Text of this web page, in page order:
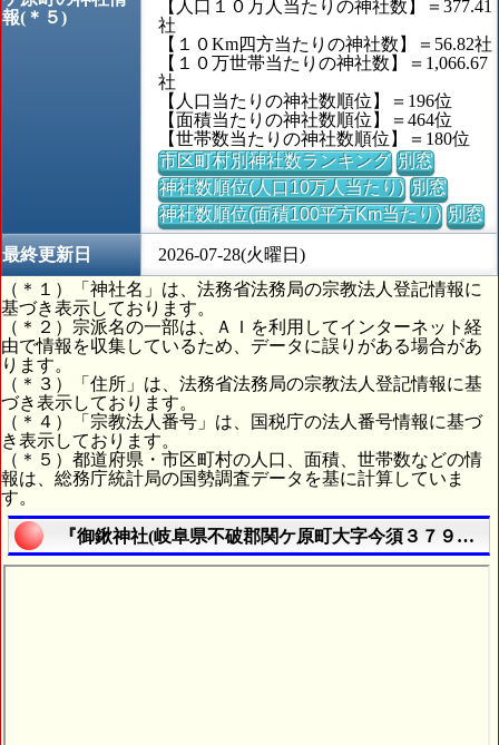
報(＊５)
【人口１０万人当たりの神社数】＝377.41
社
【１０Km四方当たりの神社数】＝56.82社
【１０万世帯当たりの神社数】＝1,066.67
社
【人口当たりの神社数順位】＝196位
【面積当たりの神社数順位】＝464位
【世帯数当たりの神社数順位】＝180位
市区町村別神社数ランキング 別窓
神社数順位(人口10万人当たり) 別窓
神社数順位(面積100平方Km当たり) 別窓
最終更新日
2026-07-28(火曜日)
（＊１）「神社名」は、法務省法務局の宗教法人登記情報に
基づき表示しております。
（＊２）宗派名の一部は、ＡＩを利用してインターネット経
由で情報を収集しているため、データに誤りがある場合があ
ります。
（＊３）「住所」は、法務省法務局の宗教法人登記情報に基
づき表示しております。
（＊４）「宗教法人番号」は、国税庁の法人番号情報に基づ
き表示しております。
（＊５）都道府県・市区町村の人口、面積、世帯数などの情
報は、総務庁統計局の国勢調査データを基に計算していま
す。
『御鍬神社(岐阜県不破郡関ケ原町大字今須３７９９